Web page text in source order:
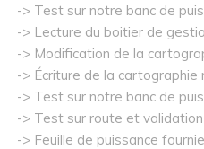
-> Test sur notre banc de
-> Lecture du boitier de
-> Modification de la
-> Écriture de la cartographie
-> Test sur notre banc de
-> Test sur route et validation
-> Feuille de puissance